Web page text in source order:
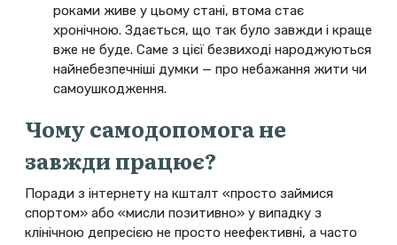
роками живе у цьому стані, втома стає
хронічною. Здається, що так було завжди і краще
вже не буде. Саме з цієї безвиході народжуються
найнебезпечніші думки — про небажання жити чи
самоушкодження.
Чому самодопомога не
завжди працює?
Поради з інтернету на кшталт «просто займися
спортом» або «мисли позитивно» у випадку з
клінічною депресією не просто неефективні, а часто